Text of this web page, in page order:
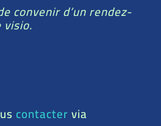
convenir d’un rendez-
visio.
contactervia